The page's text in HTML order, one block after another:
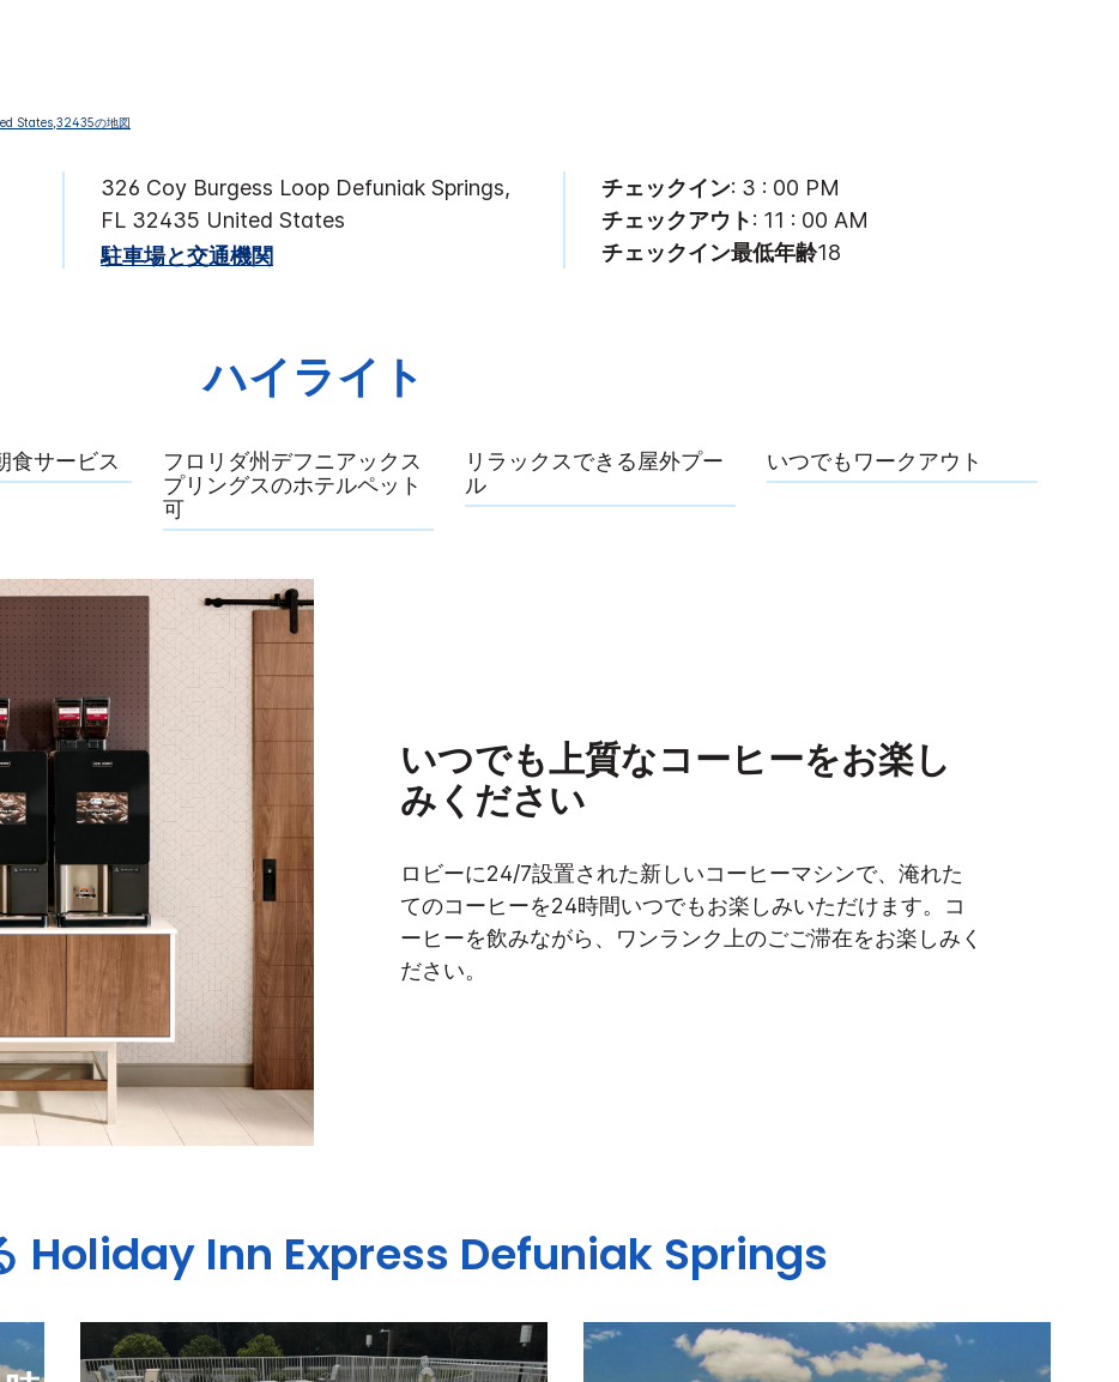
326 Coy Burgess Loop Defuniak Springs,
FL 32435 United States
駐車場と交通機関
チェックイン: 3 : 00 PM
チェックアウト: 11 : 00 AM
チェックイン最低年齢18
ハイライト
食サービス
フロリダ州デフニアックス
プリングスのホテルペット
可
リラックスできる屋外プー
ル
いつでもワークアウト
いつでも上質なコーヒーをお楽し
みください
ロビーに24/7設置された新しいコーヒーマシンで、淹れた
てのコーヒーを24時間いつでもお楽しみいただけます。コ
ーヒーを飲みながら、ワンランク上のごご滞在をお楽しみく
ださい。
Holiday Inn Express Defuniak Springs